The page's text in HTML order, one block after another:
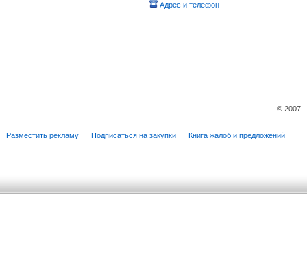
Адрес и телефон
© 2007
Разместить рекламу Подписаться на закупки Книга жалоб и предложений